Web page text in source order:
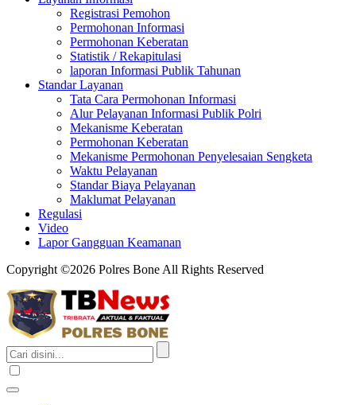
Registrasi Pemohon
Permohonan Informasi
Permohonan Keberatan
Statistik / Rekapitulasi
laporan Informasi Publik Tahunan
Standar Layanan
Tata Cara Permohonan Informasi
Alur Pelayanan Informasi Publik Polri
Mekanisme Keberatan
Permohonan Keberatan
Mekanisme Permohonan Penyelesaian Sengketa
Waktu Pelayanan
Standar Biaya Pelayanan
Maklumat Pelayanan
Regulasi
Video
Lapor Gangguan Keamanan
Copyright ©2026 Polres Bone All Rights Reserved